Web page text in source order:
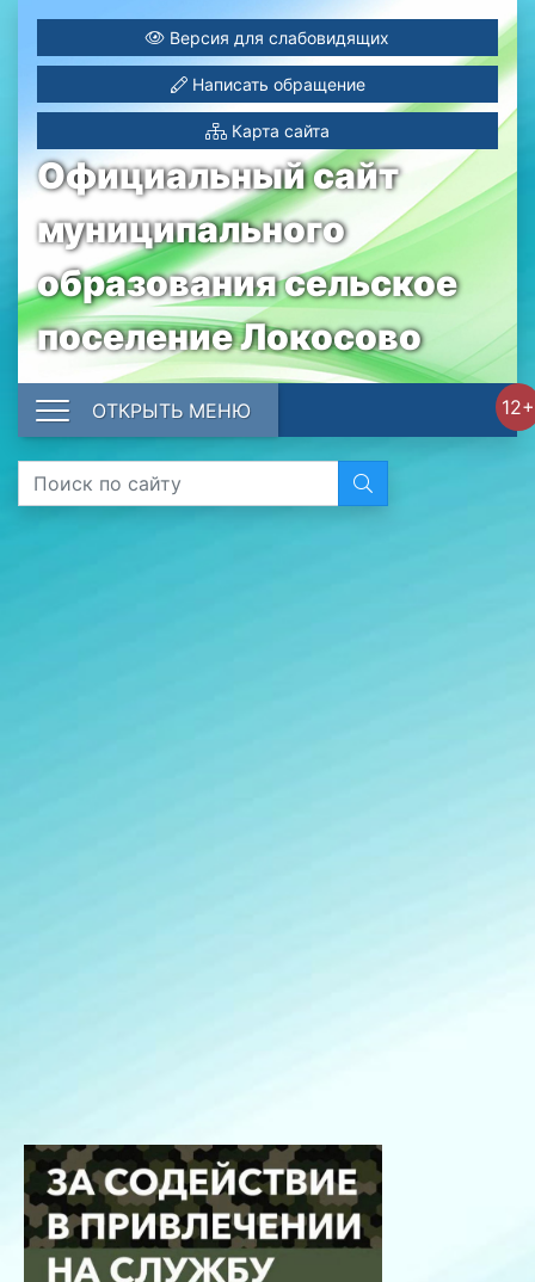
Официальный сайт
муниципального
образования сельское
поселение Локосово
Версия для слабовидящих
Написать обращение
Карта сайта
12+
ОТКРЫТЬ МЕНЮ